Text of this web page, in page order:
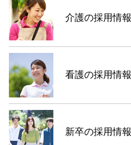
介護の採用情報
看護の採用情報
新卒の採用情報